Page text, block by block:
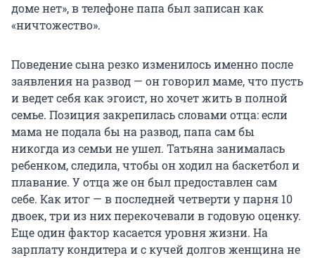
доме нет», в телефоне папа был записан как
«ничтожество».
Поведение сына резко изменилось именно после
заявления на развод — он говорил маме, что пусть
и ведет себя как эгоист, но хочет жить в полной
семье. Позиция закрепилась словами отца: если
мама не подала бы на развод, папа сам бы
никогда из семьи не ушел. Татьяна занималась
ребенком, следила, чтобы он ходил на баскетбол и
плавание. У отца же он был предоставлен сам
себе. Как итог — в последней четверти у парня 10
двоек, три из них перекочевали в годовую оценку.
Еще один фактор касается уровня жизни. На
зарплату кондитера и с кучей долгов женщина не